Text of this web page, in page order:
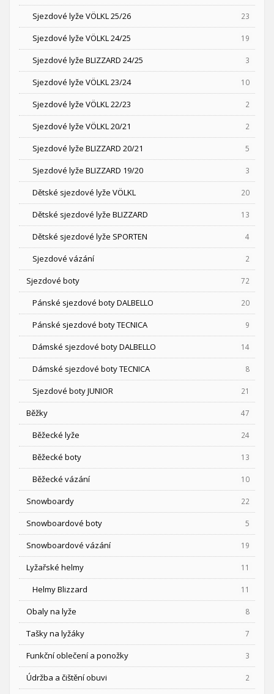
Sjezdové lyže VÖLKL 25/26 23
Sjezdové lyže VÖLKL 24/25 19
Sjezdové lyže BLIZZARD 24/25 3
Sjezdové lyže VÖLKL 23/24 10
Sjezdové lyže VÖLKL 22/23 2
Sjezdové lyže VÖLKL 20/21 2
Sjezdové lyže BLIZZARD 20/21 5
Sjezdové lyže BLIZZARD 19/20 3
Dětské sjezdové lyže VÖLKL 20
Dětské sjezdové lyže BLIZZARD 13
Dětské sjezdové lyže SPORTEN 4
Sjezdové vázání 2
Sjezdové boty 72
Pánské sjezdové boty DALBELLO 20
Pánské sjezdové boty TECNICA 9
Dámské sjezdové boty DALBELLO 14
Dámské sjezdové boty TECNICA 8
Sjezdové boty JUNIOR 21
Běžky 47
Běžecké lyže 24
Běžecké boty 13
Běžecké vázání 10
Snowboardy 22
Snowboardové boty 5
Snowboardové vázání 19
Lyžařské helmy 11
Helmy Blizzard 11
Obaly na lyže 8
Tašky na lyžáky 7
Funkční oblečení a ponožky 3
Údržba a čištění obuvi 2